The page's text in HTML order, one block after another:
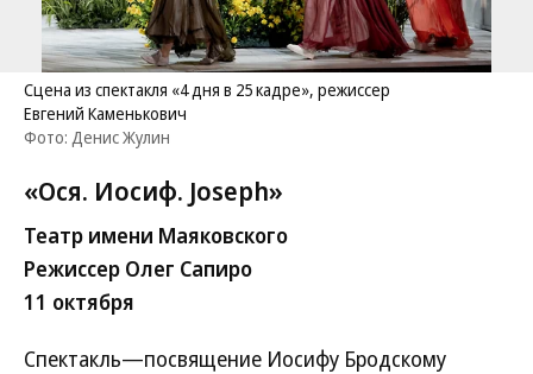
Сцена из спектакля «4 дня в 25 кадре», режиссер
Евгений Каменькович
Фото: Денис Жулин
«Ося. Иосиф. Joseph»
Театр имени Маяковского
Режиссер Олег Сапиро
11 октября
Спектакль—посвящение Иосифу Бродскому